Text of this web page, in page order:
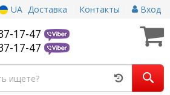
UA Доставка Контакты Вход
17-47
17-47